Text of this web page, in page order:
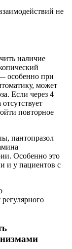
не
наличие
особенно при
может
Если через 4
повторное
пантопразол
Особенно это
и у пациентов с